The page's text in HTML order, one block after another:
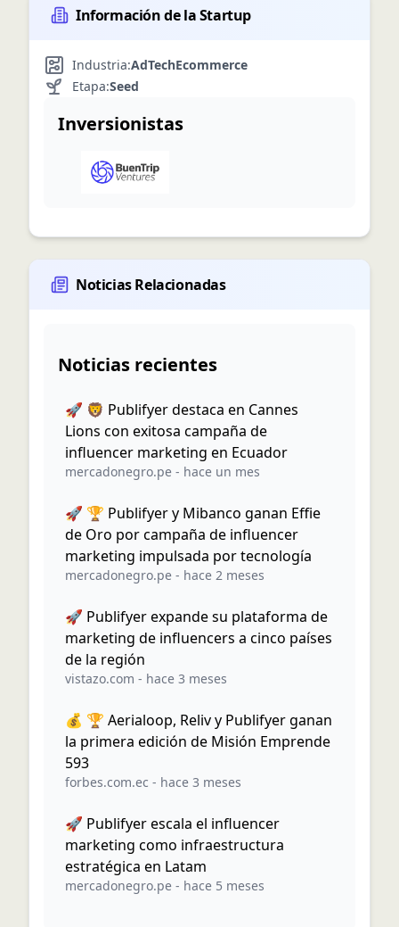
Información de la Startup
Industria:AdTechEcommerce
Etapa:Seed
Inversionistas
Noticias Relacionadas
Noticias recientes
🚀 🦁 Publifyer destaca en Cannes
Lions con exitosa campaña de
influencer marketing en Ecuador
mercadonegro.pe - hace un mes
🚀 🏆 Publifyer y Mibanco ganan Effie
de Oro por campaña de influencer
marketing impulsada por tecnología
mercadonegro.pe - hace 2 meses
🚀 Publifyer expande su plataforma de
marketing de influencers a cinco países
de la región
vistazo.com - hace 3 meses
💰 🏆 Aerialoop, Reliv y Publifyer ganan
la primera edición de Misión Emprende
593
forbes.com.ec - hace 3 meses
🚀 Publifyer escala el influencer
marketing como infraestructura
estratégica en Latam
mercadonegro.pe - hace 5 meses